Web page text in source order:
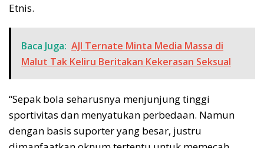
Etnis.
Baca Juga: AJI Ternate Minta Media Massa di
Malut Tak Keliru Beritakan Kekerasan Seksual
“Sepak bola seharusnya menjunjung tinggi
sportivitas dan menyatukan perbedaan. Namun
dengan basis suporter yang besar, justru